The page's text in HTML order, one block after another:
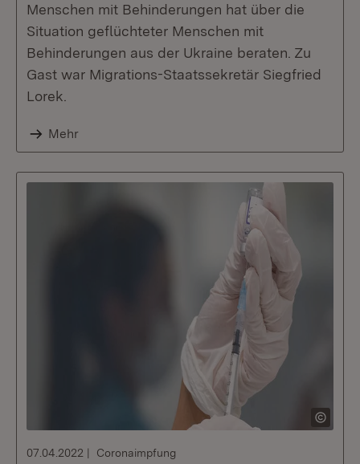
Menschen mit Behinderungen hat über die
Situation geflüchteter Menschen mit
Behinderungen aus der Ukraine beraten. Zu
Gast war Migrations-Staatssekretär Siegfried
Lorek.
Mehr
07.04.2022 Coronaimpfung